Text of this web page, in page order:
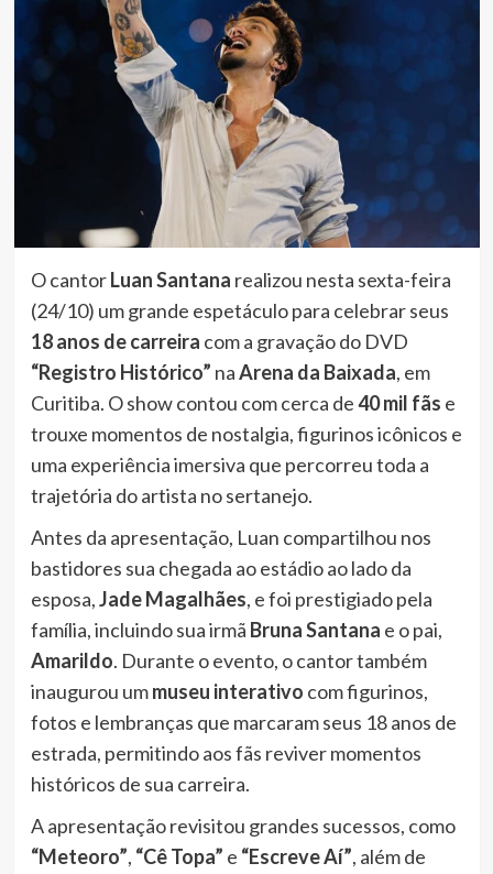
O cantorLuan Santana realizou nesta sexta-feira
(24/10) um grande espetáculo para celebrar seus
18 anos de carreira com a gravação do DVD
“Registro Histórico” naArena da Baixada, em
Curitiba. O show contou com cerca de40 mil fãs e
trouxe momentos de nostalgia, figurinos icônicos e
uma experiência imersiva que percorreu toda a
trajetória do artista no sertanejo.
Antes da apresentação, Luan compartilhou nos
bastidores sua chegada ao estádio ao lado da
esposa,Jade Magalhães, e foi prestigiado pela
família, incluindo sua irmã Bruna Santana e o pai,
Amarildo. Durante o evento, o cantor também
inaugurou ummuseu interativo com figurinos,
fotos e lembranças que marcaram seus 18 anos de
estrada, permitindo aos fãs reviver momentos
históricos de sua carreira.
A apresentação revisitou grandes sucessos, como
“Meteoro”, “Cê Topa” e “Escreve Aí”, além de